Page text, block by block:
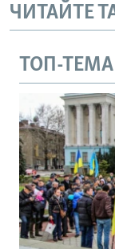
ЧИТАЙТЕ
ТОП-ТЕМА